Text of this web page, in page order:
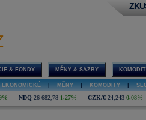
& FONDY MĚNY & SAZBY
EKONOMICKÉ MĚNY KOMODITY
NDQ 26 682,78 1,27% CZK/€ 24,243 0,08%